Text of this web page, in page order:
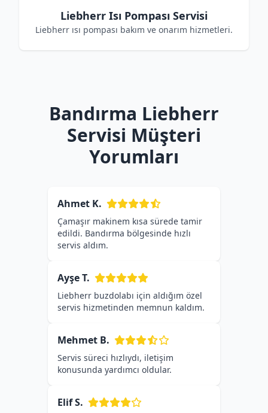
Liebherr Isı Pompası Servisi
Liebherr ısı pompası bakım ve onarım hizmetleri.
Bandırma Liebherr
Servisi Müşteri
Yorumları
Ahmet K.
Çamaşır makinem kısa sürede tamir
edildi. Bandırma bölgesinde hızlı
servis aldım.
Ayşe T.
Liebherr buzdolabı için aldığım özel
servis hizmetinden memnun kaldım.
Mehmet B.
Servis süreci hızlıydı, iletişim
konusunda yardımcı oldular.
Elif S.